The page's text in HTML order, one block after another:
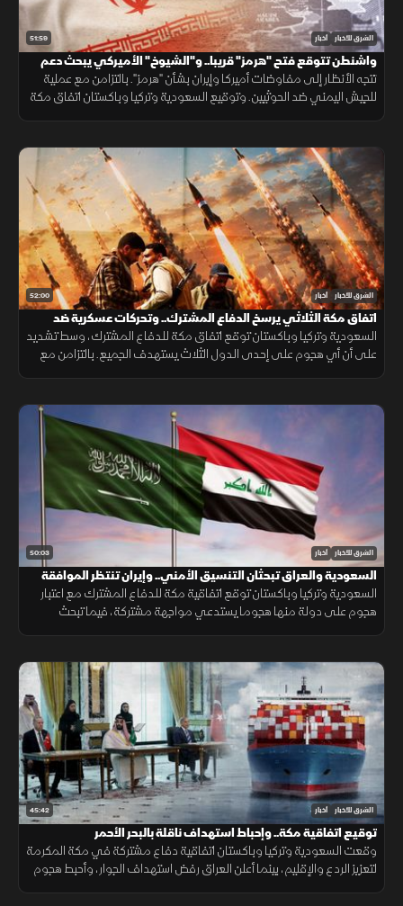
51:59 الشرق للأخبار أخبار
واشنطن تتوقع فتح "هرمز" قريبا.. و"الشيوخ" الأميركي يبحث دعم
لبنان
تتجه الأنظار إلى مفاوضات أميركا وإيران بشأن "هرمز". بالتزامن مع عملية
للجيش اليمني ضد الحوثيين. وتوقيع السعودية وتركيا وباكستان اتفاق مكة
52:00 الشرق للأخبار أخبار
اتفاق مكة الثلاثي يرسخ الدفاع المشترك.. وتحركات عسكرية ضد
الحوثيين
السعودية وتركيا وباكستان توقع اتفاق مكة للدفاع المشترك، وسط تشديد
على أن أي هجوم على إحدى الدول الثلاث يستهدف الجميع. بالتزامن مع
50:03 الشرق للأخبار أخبار
السعودية والعراق تبحثان التنسيق الأمني.. وإيران تنتظر الموافقة
على اتفاق "هرمز"
السعودية وتركيا وباكستان توقع اتفاقية مكة للدفاع المشترك مع اعتبار
هجوم على دولة منها هجوما يستدعي مواجهة مشتركة، فيما تبحث
45:42 الشرق للأخبار أخبار
توقيع اتفاقية مكة.. وإحباط استهداف ناقلة بالبحر الأحمر
وقعت السعودية وتركيا وباكستان اتفاقية دفاع مشتركة في مكة المكرمة
لتعزيز الردع والإقليم، بينما أعلن العراق رفض استهداف الجوار، وأحبط هجوم